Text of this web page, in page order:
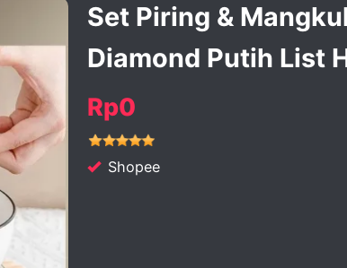
Set Piring &
Diamond Putih List
Rp0
Shopee